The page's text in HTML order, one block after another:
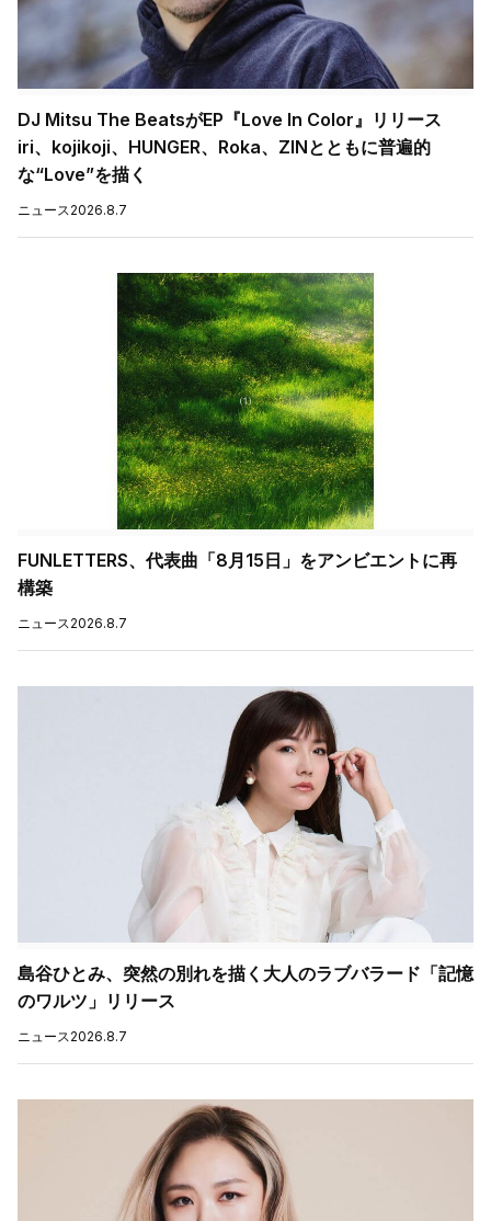
DJ Mitsu The BeatsがEP『Love In Color』リリース
iri、kojikoji、HUNGER、Roka、ZINとともに普遍的
な“Love”を描く
ニュース 2026.8.7
FUNLETTERS、代表曲「8月15日」をアンビエントに再
構築
ニュース 2026.8.7
島谷ひとみ、突然の別れを描く大人のラブバラード「記憶
のワルツ」リリース
ニュース 2026.8.7